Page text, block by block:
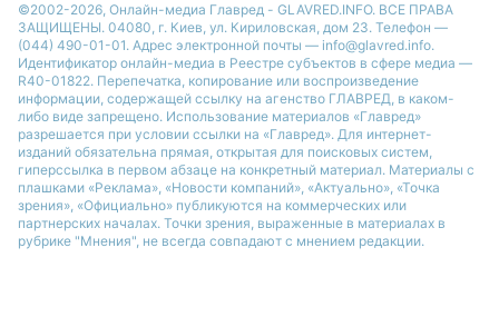
©2002-2026, Онлайн-медиа Главред - GLAVRED.INFO. ВСЕ ПРАВА
ЗАЩИЩЕНЫ. 04080, г. Киев, ул. Кириловская, дом 23. Телефон —
(044) 490-01-01. Адрес электронной почты — info@glavred.info.
Идентификатор онлайн-медиа в Реестре cубъектов в сфере медиа —
R40-01822. Перепечатка, копирование или воспроизведение
информации, содержащей ссылку на агенство ГЛАВРЕД, в каком-
либо виде запрещено. Использование материалов «Главред»
разрешается при условии ссылки на «Главред». Для интернет-
изданий обязательна прямая, открытая для поисковых систем,
гиперссылка в первом абзаце на конкретный материал. Материалы с
плашками «Реклама», «Новости компаний», «Актуально», «Точка
зрения», «Официально» публикуются на коммерческих или
партнерских началах. Точки зрения, выраженные в материалах в
рубрике "Мнения", не всегда совпадают с мнением редакции.